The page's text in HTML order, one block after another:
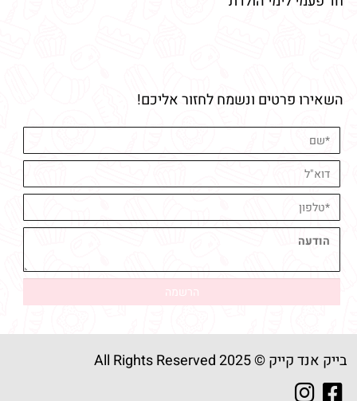
השאירו פרטים ונשמח לחזור אליכם!
בייק אנד קייק © 2025 All Rights Reserved